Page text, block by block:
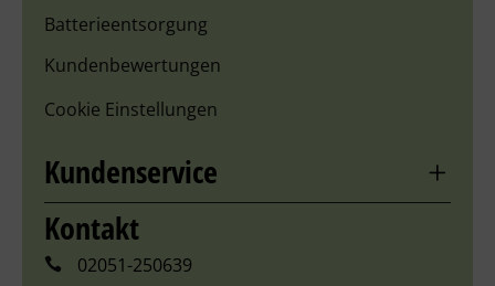
Batterieentsorgung
Kundenbewertungen
Cookie Einstellungen
Kundenservice
Kontakt
02051-250639